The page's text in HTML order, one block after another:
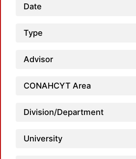
Date
Type
Advisor
CONAHCYT Area
Division/Department
University